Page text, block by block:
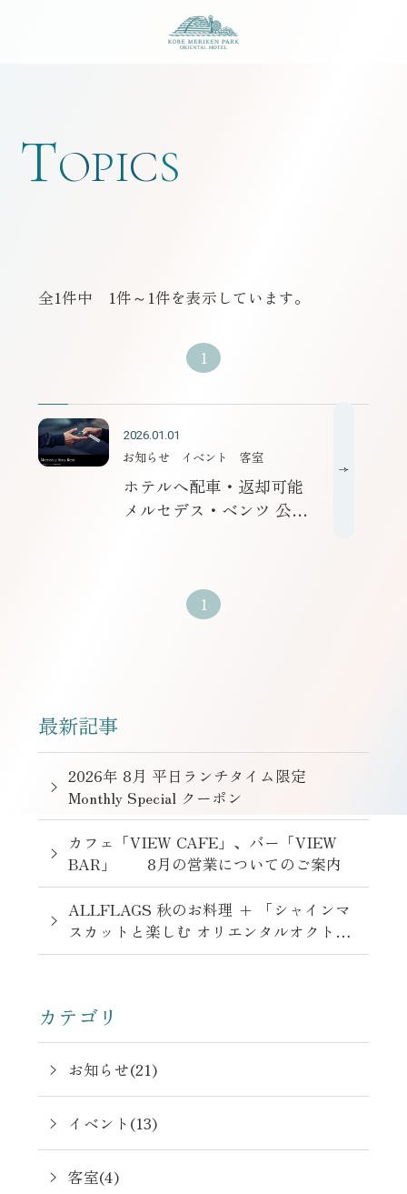
TOPICS
全1件中 1件～1件を表示しています。
1
2026.01.01
お知らせ イベント 客室
ホテルへ配車・返却可能
メルセデス・ベンツ 公式
1
最新記事
2026年 8月 平日ランチタイム限定
Monthly Special クーポン
カフェ「VIEW CAFE」、バー「VIEW
BAR」 8月の営業についてのご案内
ALLFLAGS 秋のお料理 + 「シャインマ
スカットと楽しむ オリエンタルオクトー
バーフェスト」 9月1日-11月3日
カテゴリ
お知らせ(21)
イベント(13)
客室(4)